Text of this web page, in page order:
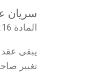
سريان
المادة 16:
يبقى
تغيير